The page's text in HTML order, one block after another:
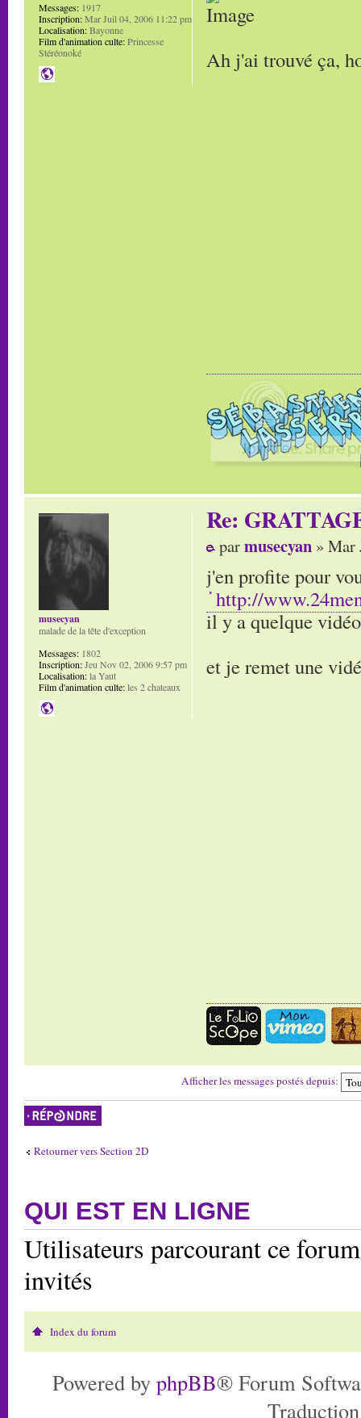
Ah j'ai trouvé ça,
Messages: 1917
Inscription:Mar Juil 04, 2006 11:22 pm
Localisation:Bayonne
Film d'animation culte:Princesse
Stéréonoké
Re:
parmusecyan » Mar
j'en profite pour
http://
il y a quelque
et je remet une
musecyan
malade de la tête d'exception
Messages: 1802
Inscription:Jeu Nov 02, 2006 9:57 pm
Localisation:la Yaut
Film d'animation culte:les 2 chateaux
Afficher les messages postés depuis:
Répondre
Retourner vers Section 2D
QUI EST EN LIGNE
Utilisateurs parcourant ce
invités
Index du forum
Powered by phpBB® Forum